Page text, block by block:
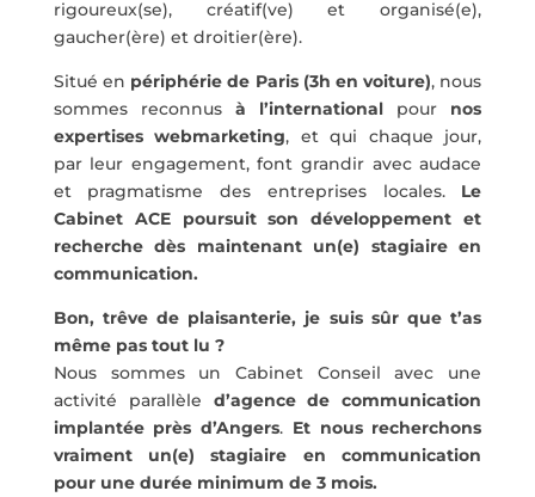
rigoureux(se), créatif(ve) et organisé(e),
gaucher(ère) et droitier(ère).
Situé en périphérie de Paris (3h en voiture), nous
sommes reconnus à l’international pour nos
expertises webmarketing, et qui chaque jour,
par leur engagement, font grandir avec audace
et pragmatisme des entreprises locales. Le
Cabinet ACE poursuit son développement et
recherche dès maintenant un(e) stagiaire en
communication.
Bon, trêve de plaisanterie, je suis sûr que t’as
même pas tout lu ?
Nous sommes un Cabinet Conseil avec une
activité parallèle d’agence de communication
implantée près d’Angers. Et nous recherchons
vraiment un(e) stagiaire en communication
pour une durée minimum de 3 mois.